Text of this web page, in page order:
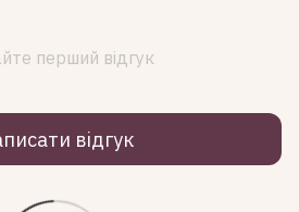
перший відгук
відгук